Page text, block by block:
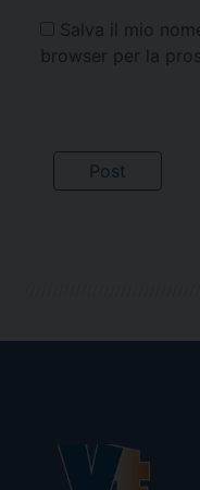
Salva il mio
browser per la